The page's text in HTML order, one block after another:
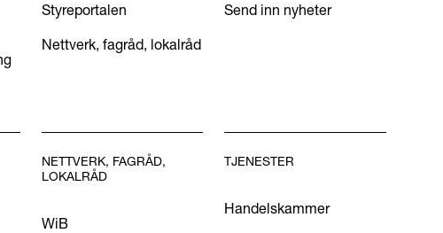
Styreportalen
Nettverk, fagråd, lokalråd
Send inn nyheter
NETTVERK, FAGRÅD,
LOKALRÅD
WiB
TJENESTER
Handelskammer